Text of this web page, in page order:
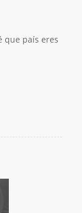
que país eres